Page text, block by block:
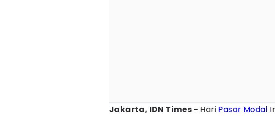
Jakarta, IDN Times - Hari Pasar Modal